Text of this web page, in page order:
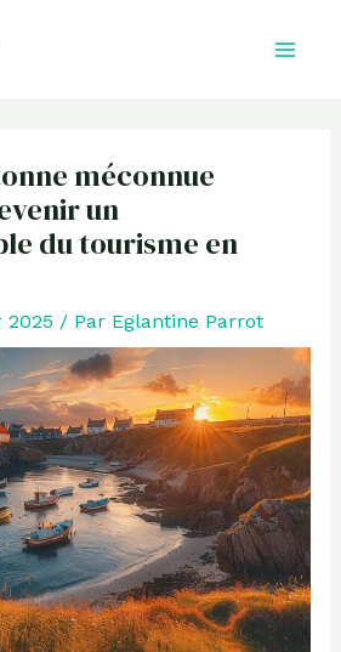
méconnue
un
du tourisme en
2025 / Par Eglantine Parrot